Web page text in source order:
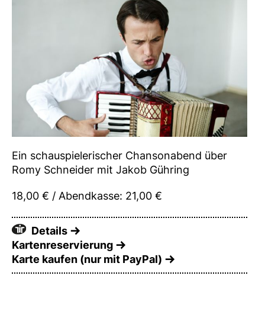
Ein schauspielerischer Chansonabend über
Romy Schneider mit Jakob Gühring
18,00 € / Abendkasse: 21,00 €
Details
Kartenreservierung
Karte kaufen (nur mit PayPal)